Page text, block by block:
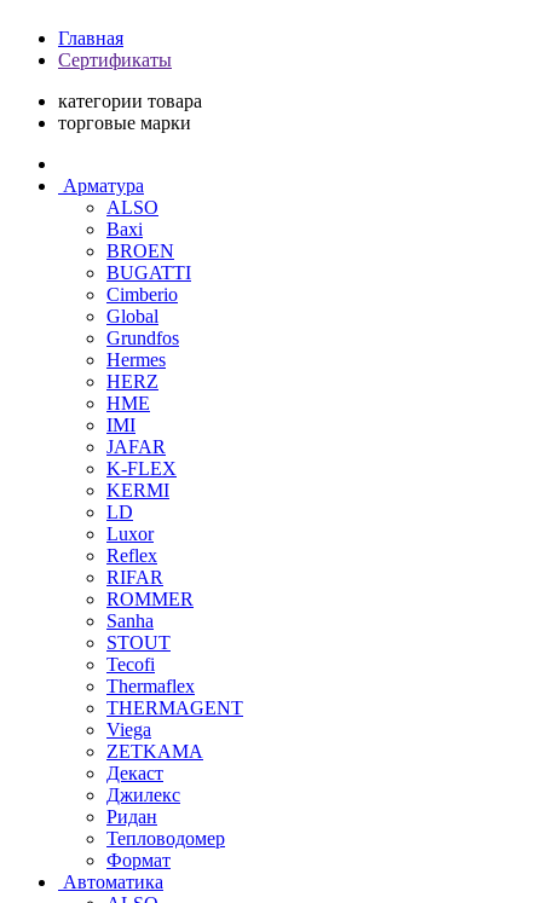
Главная
Сертификаты
категории товара
торговые марки
Арматура
ALSO
Baxi
BROEN
BUGATTI
Cimberio
Global
Grundfos
Hermes
HERZ
HME
IMI
JAFAR
K-FLEX
KERMI
LD
Luxor
Reflex
RIFAR
ROMMER
Sanha
STOUT
Tecofi
Thermaflex
THERMAGENT
Viega
ZETKAMA
Декаст
Джилекс
Ридан
Тепловодомер
Формат
Автоматика